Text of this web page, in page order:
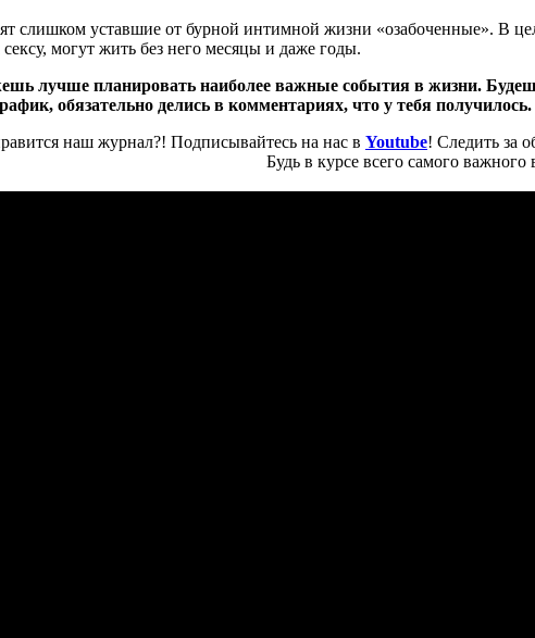
слишком уставшие от бурной интимной жизни «озабоченные».
могут жить без него месяцы и даже годы.
лучше планировать наиболее важные события в жизни.
обязательно делись в комментариях, что у тебя
наш журнал?! Подписывайтесь на нас в Youtube! Следить за
Будь в курсе всего самого